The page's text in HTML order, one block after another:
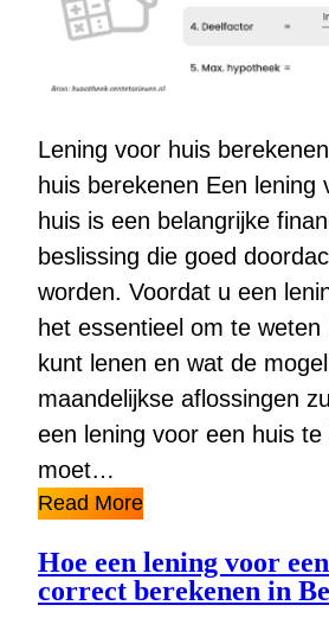
Lening voor huis
huis berekenen Een lening
huis is een belangrijke
beslissing die goed
worden. Voordat u een
het essentieel om te weten
kunt lenen en wat de
maandelijkse aflossingen
een lening voor een huis te
moet…
Read More
Hoe een lening voor
correct berekenen in